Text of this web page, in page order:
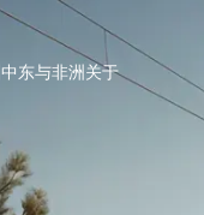
中东与非洲关于